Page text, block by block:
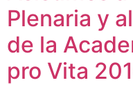
Plenaria y
de la
pro Vita